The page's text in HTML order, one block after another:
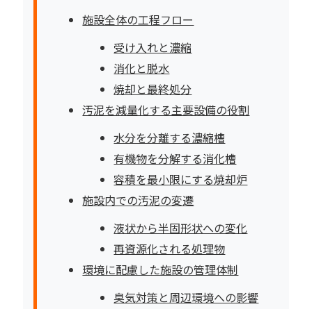
施設全体の工程フロー
受け入れと濃縮
消化と脱水
焼却と最終処分
汚泥を減量化する主要設備の役割
水分を分離する濃縮槽
有機物を分解する消化槽
容積を最小限にする焼却炉
施設内での汚泥の変遷
液状から半固形状への変化
再資源化される処理物
環境に配慮した施設の管理体制
臭気対策と周辺環境への影響